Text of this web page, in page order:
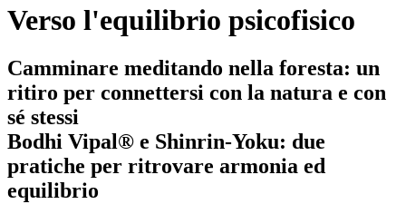
Verso l'equilibrio psicofisico
Camminare meditando nella foresta: un
ritiro per connettersi con la natura e con
sé stessi
Bodhi Vipal® e Shinrin-Yoku: due
pratiche per ritrovare armonia ed
equilibrio